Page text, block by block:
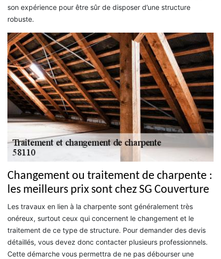
son expérience pour être sûr de disposer d’une structure
robuste.
Changement ou traitement de charpente :
les meilleurs prix sont chez SG Couverture
Les travaux en lien à la charpente sont généralement très
onéreux, surtout ceux qui concernent le changement et le
traitement de ce type de structure. Pour demander des devis
détaillés, vous devez donc contacter plusieurs professionnels.
Cette démarche vous permettra de ne pas débourser une